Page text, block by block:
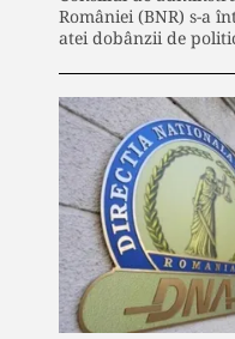
României (BNR) s-a
atei dobânzii de